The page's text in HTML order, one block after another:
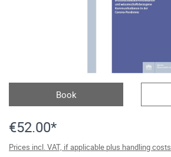
Book
€52.00*
Prices incl. VAT, if applicable plus handling costs